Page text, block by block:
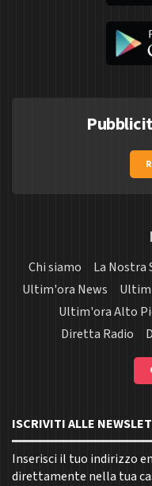
Chi siamo La Nostra
Ultim'ora News
Ultim'ora Alto
Diretta Radio
ISCRIVITI ALLE
Inserisci il tuo indirizzo
direttamente nella tua